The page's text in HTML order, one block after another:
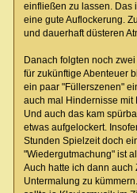
einfließen zu lassen. Das
eine gute Auflockerung.
und dauerhaft düsteren
Danach folgten noch
für zukünftige Abenteuer
ein paar "Füllerszenen"
auch mal Hindernisse mit
Und auch das kam
etwas aufgelockert.
Stunden Spielzeit doch
"Wiedergutmachung" ist
Auch hatte ich dann auch
Untermalung zu